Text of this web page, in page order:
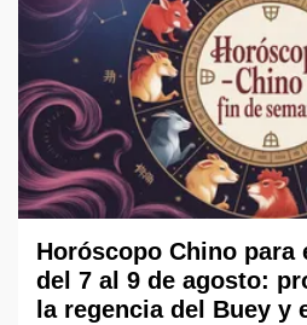
Horóscopo Chino para
del 7 al 9 de agosto:
la regencia del Buey y